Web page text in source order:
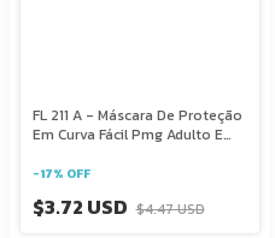
FL 211 A - Máscara De Proteção
Em Curva Fácil Pmg Adulto E
-17% OFF
$3.72 USD $4.47 USD